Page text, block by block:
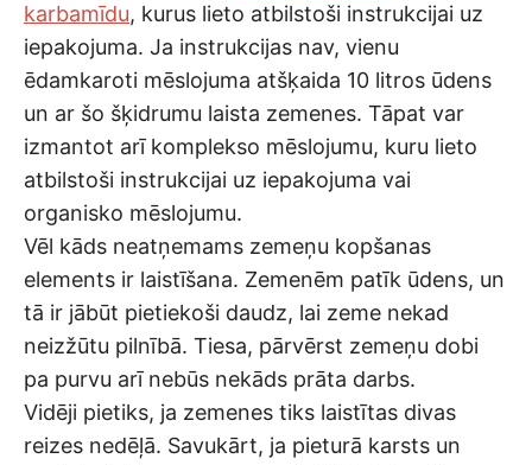
karbamīdu, kurus lieto atbilstoši instrukcijai uz
iepakojuma. Ja instrukcijas nav, vienu
ēdamkaroti mēslojuma atšķaida 10 litros ūdens
un ar šo šķidrumu laista zemenes. Tāpat var
izmantot arī komplekso mēslojumu, kuru lieto
atbilstoši instrukcijai uz iepakojuma vai
organisko mēslojumu.
Vēl kāds neatņemams zemeņu kopšanas
elements ir laistīšana. Zemenēm patīk ūdens, un
tā ir jābūt pietiekoši daudz, lai zeme nekad
neizžūtu pilnībā. Tiesa, pārvērst zemeņu dobi
pa purvu arī nebūs nekāds prāta darbs.
Vidēji pietiks, ja zemenes tiks laistītas divas
reizes nedēļā. Savukārt, ja pieturā karsts un